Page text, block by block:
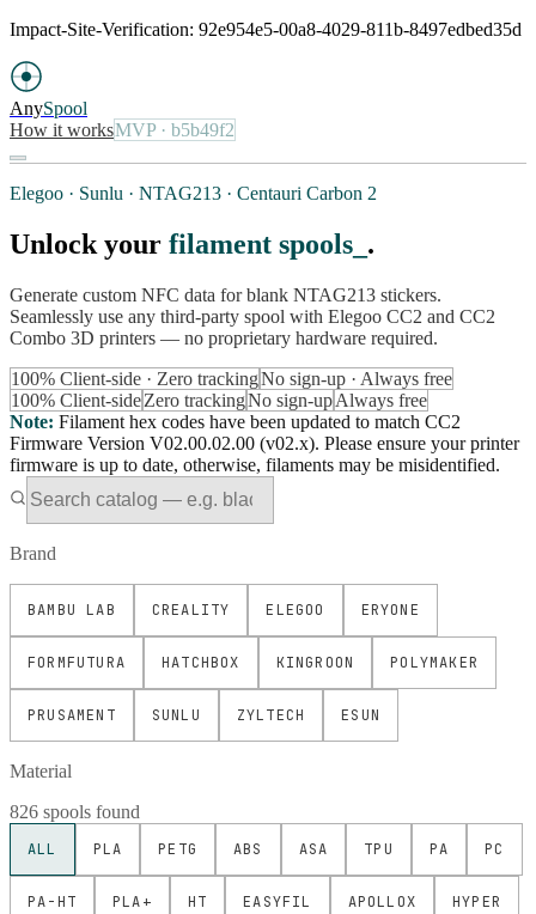
Impact-Site-Verification: 92e954e5-00a8-4029-811b-8497edbed35d
AnySpool
How it worksMVP· b5b49f2
Elegoo · Sunlu · NTAG213 · Centauri Carbon 2
Unlock your filament spools .
Generate custom NFC data for blank NTAG213 stickers.
Seamlessly use any third-party spool with Elegoo CC2 and CC2
Combo 3D printers — no proprietary hardware required.
100% Client-side · Zero trackingNo sign-up · Always free
100% Client-sideZero trackingNo sign-upAlways free
Note: Filament hex codes have been updated to match CC2
Firmware Version V02.00.02.00 (v02.x). Please ensure your printer
firmware is up to date, otherwise, filaments may be misidentified.
Brand
BAMBU LAB CREALITY ELEGOO ERYONE
FORMFUTURA HATCHBOX KINGROON POLYMAKER
PRUSAMENT SUNLU ZYLTECH ESUN
Material
826 spools found
ALL PLA PETG ABS ASA TPU PA PC
PA-HT PLA+ HT EASYFIL APOLLOX HYPER